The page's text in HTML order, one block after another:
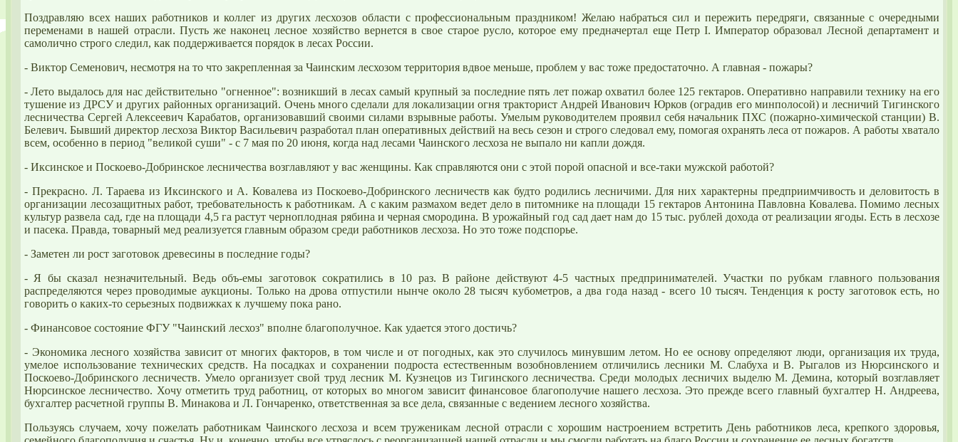
Поздравляю всех наших работников и коллег из других лесхозов области с профессиональным праздником! Желаю набраться сил и пережить передряги, связанные с очередными
переменами в нашей отрасли. Пусть же наконецлесное хозяйство вернется в свое старое русло, которое ему предначертал еще Петр I. Император образовал Лесной департамент и
самолично строго следил, как поддерживается порядок в лесах России.
- Виктор Семенович, несмотря на то что закрепленная за Чаинским лесхозом территория вдвое меньше, проблем у вас тоже предостаточно. А главная - пожары?
- Лето выдалось для нас действительно "огненное": возникший в лесах самый крупный за последние пять летпожар охватил более 125 гектаров. Оперативно направили технику на его
тушение из ДРСУ и других районных организаций. Очень много сделали для локализации огня тракторист Андрей Иванович Юрков (оградив его минполосой) и лесничий Тигинского
лесничества Сергей Алексеевич Карабатов, организовавший своими силами взрывные работы. Умелым руководителем проявил себя начальник ПХС (пожарно-химической станции) В.
Белевич. Бывший директор лесхоза Виктор Васильевич разработал план оперативных действий на весь сезон и строго следовал ему, помогая охранять леса от пожаров. А работы хватало
всем, особенно в период "великой суши" - с 7 мая по 20 июня, когда над лесами Чаинского лесхоза не выпало ни капли дождя.
- Иксинское и Поскоево-Добринское лесничества возглавляют у вас женщины. Как справляются они с этой порой опасной и все-таки мужской работой?
- Прекрасно. Л. Тараева из Иксинского и А. Ковалева из Поскоево-Добринского лесничеств как будто родились лесничими. Для них характерны предприимчивость и деловитость в
организации лесозащитных работ, требовательность к работникам. А с каким размахом ведет дело в питомнике на площади 15 гектаров Антонина Павловна Ковалева. Помимо лесных
культур развела сад, где на площади 4,5 га растут черноплодная рябина и черная смородина. В урожайный год сад дает нам до 15 тыс. рублей дохода от реализации ягоды. Есть в лесхозе
и пасека. Правда, товарный мед реализуется главным образом среди работников лесхоза. Но это тоже подспорье.
- Заметен ли рост заготовок древесины в последние годы?
- Я бы сказал незначительный. Ведь объ-емы заготовок сократились в 10 раз. В районе действуют 4-5 частных предпринимателей. Участки по рубкам главного пользования
распределяются через проводимые аукционы. Только на дрова отпустили нынче около 28 тысяч кубометров, а два года назад - всего 10 тысяч. Тенденция к росту заготовок есть, но
говорить о каких-то серьезных подвижках к лучшему пока рано.
- Финансовое состояние ФГУ "Чаинский лесхоз" вполне благополучное. Как удается этого достичь?
- Экономикалесного хозяйства зависит от многих факторов, в том числе и от погодных, как это случилось минувшим летом. Но ее основу определяют люди, организация их труда,
умелое использование технических средств. На посадках и сохранении подроста естественным возобновлением отличились лесники М. Слабуха и В. Рыгалов из Нюрсинского и
Поскоево-Добринского лесничеств. Умело организует свой труд лесник М. Кузнецов из Тигинского лесничества. Среди молодых лесничих выделю М. Демина, который возглавляет
Нюрсинское лесничество. Хочу отметить труд работниц, от которых во многом зависит финансовое благополучие нашего лесхоза. Это прежде всего главный бухгалтер Н. Андреева,
бухгалтер расчетной группы В. Минакова и Л. Гончаренко, ответственная за все дела, связанные с ведением лесного хозяйства.
Пользуясь случаем, хочу пожелать работникам Чаинского лесхоза и всем труженикам лесной отрасли с хорошим настроением встретить День работников леса, крепкого здоровья,